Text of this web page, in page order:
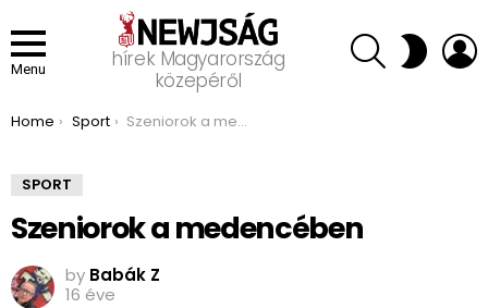
Menu
hírek Magyarország
közepéről
SEARCH SWITCH
SKIN
You are here:
Home Sport Szeniorok a medencében
SPORT
Szeniorok a medencében
by Babák Z
16 éve